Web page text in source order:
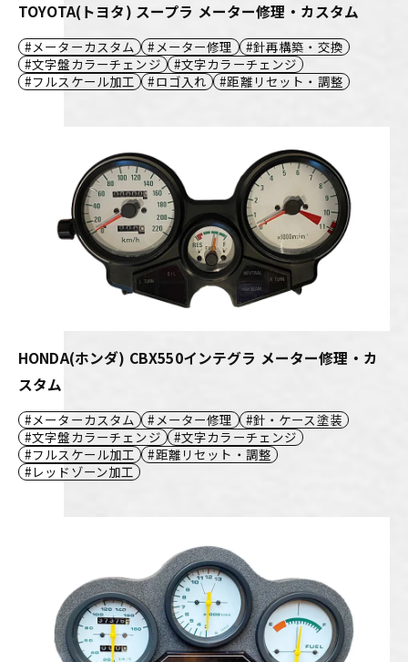
TOYOTA(トヨタ) スープラ メーター修理・カスタム
メーターカスタム メーター修理
針再構築・交換
文字盤カラーチェンジ
文字カラーチェンジ
フルスケール加工
ロゴ入れ 距離リセット・調整
HONDA(ホンダ) CBX550インテグラ メーター修理・カ
スタム
メーターカスタム メーター修理
針・ケース塗装
文字盤カラーチェンジ
文字カラーチェンジ
フルスケール加工
距離リセット・調整
レッドゾーン加工